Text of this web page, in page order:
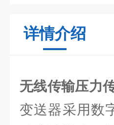
详情介绍
无线传输压力
变送器采用数